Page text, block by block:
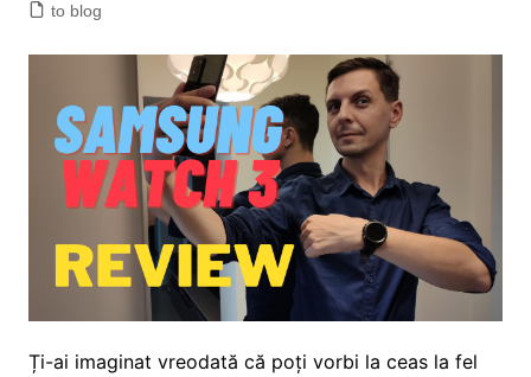
to blog
Ți-ai imaginat vreodată că poți vorbi la ceas la fel